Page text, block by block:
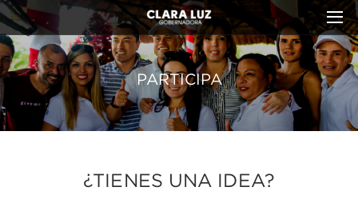
PARTICIPA
¿TIENES UNA IDEA?